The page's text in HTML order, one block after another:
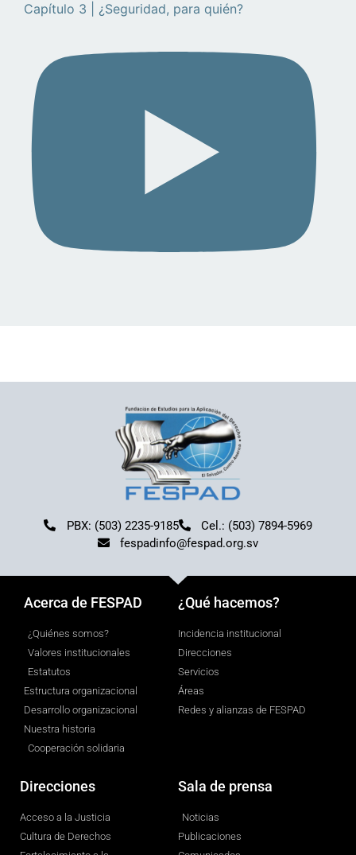
Capítulo 3 | ¿Seguridad, para quién?
PBX: (503) 2235-9185
Cel.: (503) 7894-5969
fespadinfo@fespad.org.sv
Acerca de FESPAD
¿Quiénes somos?
Valores institucionales
Estatutos
Estructura organizacional
Desarrollo organizacional
Nuestra historia
Cooperación solidaria
¿Qué hacemos?
Incidencia institucional
Direcciones
Servicios
Áreas
Redes y alianzas de FESPAD
Direcciones
Acceso a la Justicia
Cultura de Derechos
Sala de prensa
Noticias
Publicaciones